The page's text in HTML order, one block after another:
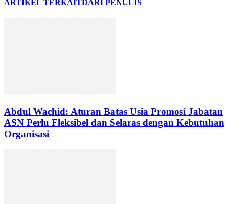
ARTIKEL TERKAIT DARI PENULIS
Abdul Wachid: Aturan Batas Usia Promosi Jabatan
ASN Perlu Fleksibel dan Selaras dengan Kebutuhan
Organisasi